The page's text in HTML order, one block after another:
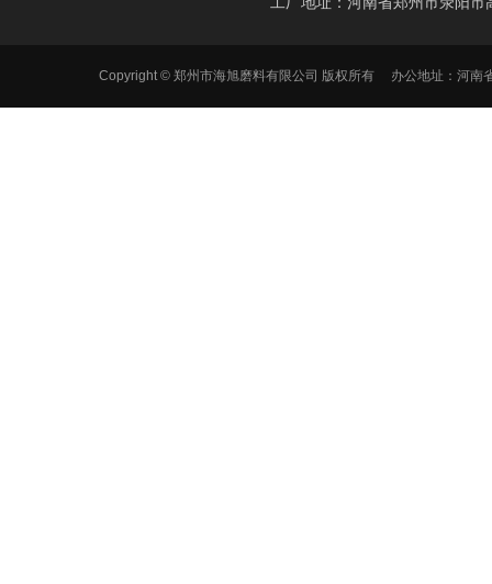
Copyright © 郑州市海旭磨料有限公司 版权所有 办公地址：河